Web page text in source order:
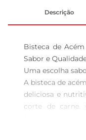
Descrição
Bisteca de
Sabor e
Uma escolha
A bisteca de
deliciosa e
corte de carne.
pratos